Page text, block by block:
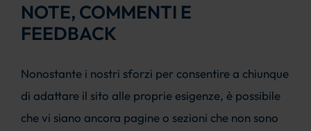
NOTE, COMMENTI E
FEEDBACK
Nonostante i nostri sforzi per consentire a chiunque
di adattare il sito alle proprie esigenze, è possibile
che vi siano ancora pagine o sezioni che non sono